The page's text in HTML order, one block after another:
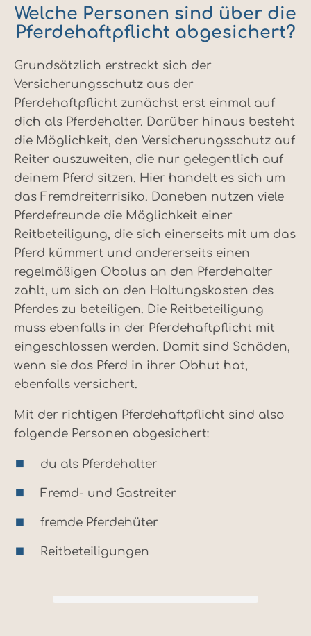
Welche Personen sind über die
Pferdehaftpflicht abgesichert?
Grundsätzlich erstreckt sich der
Versicherungsschutz aus der
Pferdehaftpflicht zunächst erst einmal auf
dich als Pferdehalter. Darüber hinaus besteht
die Möglichkeit, den Versicherungsschutz auf
Reiter auszuweiten, die nur gelegentlich auf
deinem Pferd sitzen. Hier handelt es sich um
das Fremdreiterrisiko. Daneben nutzen viele
Pferdefreunde die Möglichkeit einer
Reitbeteiligung, die sich einerseits mit um das
Pferd kümmert und andererseits einen
regelmäßigen Obolus an den Pferdehalter
zahlt, um sich an den Haltungskosten des
Pferdes zu beteiligen. Die Reitbeteiligung
muss ebenfalls in der Pferdehaftpflicht mit
eingeschlossen werden. Damit sind Schäden,
wenn sie das Pferd in ihrer Obhut hat,
ebenfalls versichert.
Mit der richtigen Pferdehaftpflicht sind also
folgende Personen abgesichert:
du als Pferdehalter
Fremd- und Gastreiter
fremde Pferdehüter
Reitbeteiligungen